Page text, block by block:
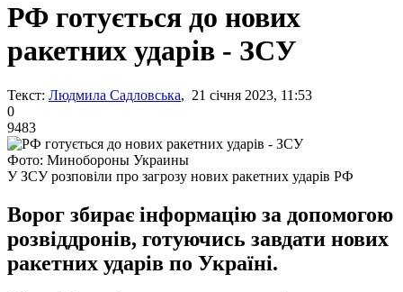
РФ готується до нових
ракетних ударів - ЗСУ
Текст: Людмила Садловська, 21 січня 2023, 11:53
0
9483
Фото: Минобороны Украины
У ЗСУ розповіли про загрозу нових ракетних ударів РФ
Ворог збирає інформацію за допомогою
розвіддронів, готуючись завдати нових
ракетних ударів по Україні.